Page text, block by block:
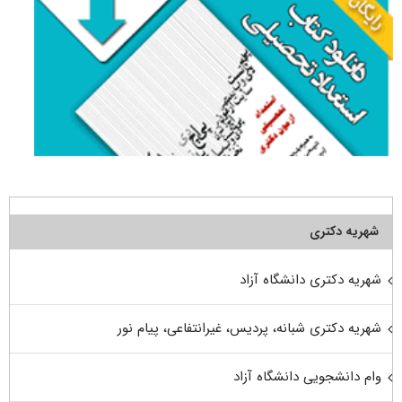
شهریه دکتری
شهریه دکتری دانشگاه آزاد
شهریه دکتری شبانه، پردیس، غیرانتفاعی، پیام نور
وام دانشجویی دانشگاه آزاد